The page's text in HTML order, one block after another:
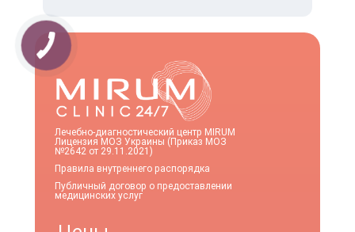
Лечебно-диагностический центр MIRUM
Лицензия МОЗ Украины (Приказ МОЗ
№2642 от 29.11.2021)
Правила внутреннего распорядка
Публичный договор о предоставлении
медицинских услуг